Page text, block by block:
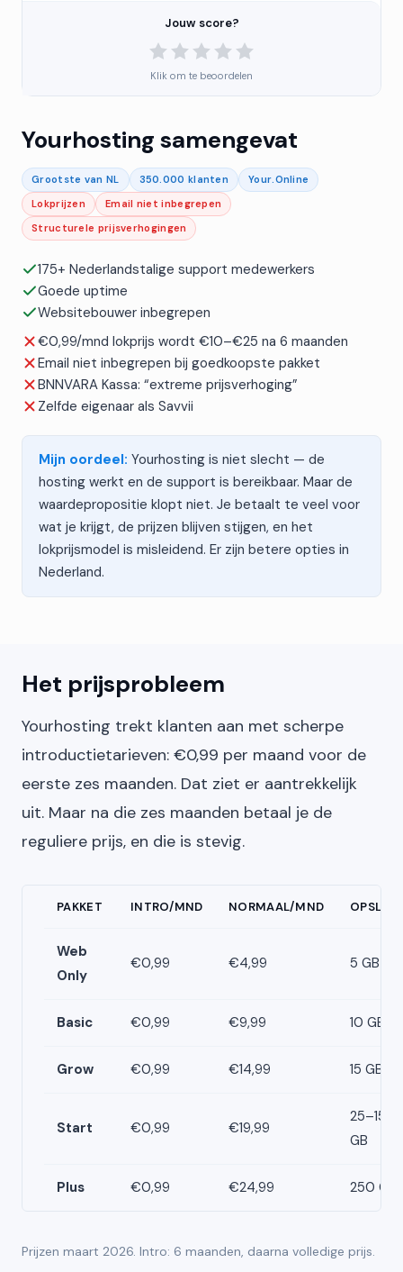
Jouw score?
Klik om te beoordelen
Yourhosting samengevat
Grootste van NL 350.000 klanten
Your.Online
Lokprijzen
Email niet inbegrepen
Structurele prijsverhogingen
175+ Nederlandstalige support medewerkers
Goede uptime
Websitebouwer inbegrepen
€0,99/mnd lokprijs wordt €10–€25 na 6 maanden
Email niet inbegrepen bij goedkoopste pakket
BNNVARA Kassa: “extreme prijsverhoging”
Zelfde eigenaar als Savvii
Mijn oordeel: Yourhosting is niet slecht — de
hosting werkt en de support is bereikbaar. Maar de
waardepropositie klopt niet. Je betaalt te veel voor
wat je krijgt, de prijzen blijven stijgen, en het
lokprijsmodel is misleidend. Er zijn betere opties in
Nederland.
Het prijsprobleem
Yourhosting trekt klanten aan met scherpe
introductietarieven: €0,99 per maand voor de
eerste zes maanden. Dat ziet er aantrekkelijk
uit. Maar na die zes maanden betaal je de
reguliere prijs, en die is stevig.
PAKKET INTRO/MND NORMAAL/MND OPSLAG
Web
Only
€0,99 €4,99 5 GB
Basic €0,99 €9,99 10 GB
Grow €0,99 €14,99 15 GB
Start €0,99 €19,99
25–150
GB
Plus €0,99 €24,99 250 GB
Prijzen maart 2026. Intro: 6 maanden, daarna volledige prijs.